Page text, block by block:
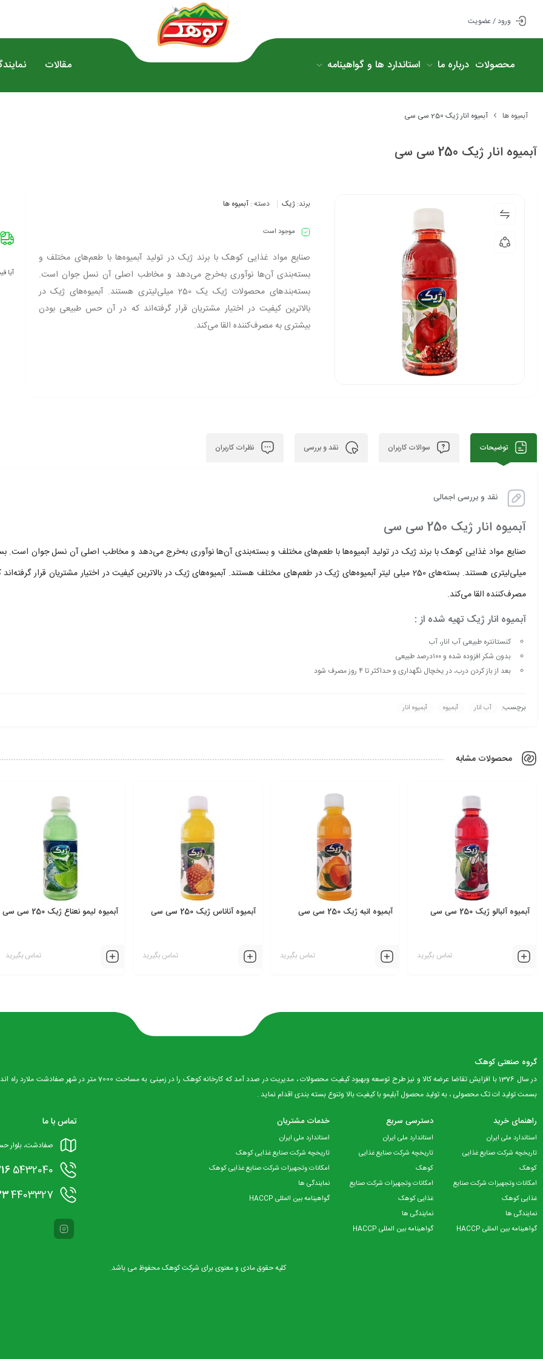
ورود / عضویت
محصولات درباره ما استاندارد ها و گواهینامه مقالات
آبمیوه ها آبمیوه انار ژیک 250 سی سی
آبمیوه انار ژیک 250 سی سی
برند: ژیک دسته : آبمیوه ها
موجود است
صنایع مواد غذایی کوهک با برند ژیک در تولید آبمیوه‌ها با طعم‌های مختلف و
بسته‌بندی آن‌ها نوآوری به‌خرج می‌دهد و مخاطب اصلی آن نسل جوان است.
بسته‌بند‌های‌ محصولات ژیک یک 250 میلی‌لیتری هستند. آبمیوه‌های ژیک در
بالاترین کیفیت در اختیار مشتریان قرار گرفته‌اند که در آن حس طبیعی بودن
بیشتری به مصرف‌کننده القا می‌کند.
آیا
توضیحات سوالات کاربران نقد و بررسی نظرات کاربران
نقد و بررسی اجمالی
آبمیوه انار ژیک 250 سی سی
میلی‌لیتری هستند. بسته‌های 250 میلی لیتر آبمیوه‌های ژیک در طعم‌های مختلف هستند. آبمیوه‌های ژیک در بالاترین کیفیت در اختیار مشتریان
مصرف‌کننده القا می‌کند.
آبمیوه انار ژیک تهیه شده از :
کنستانتره طبیعی آب انار، آب
بدون شکر افزوده شده و ۱۰۰درصد طبیعی
بعد از باز کردن درب، در یخچال نگهداری و حداکثر تا ۴ روز مصرف شود
برچسب: آب انار آبمیوه آبمیوه انار
محصولات مشابه
آبمیوه آلبالو ژیک 250 سی سی
تماس بگیرید
آبمیوه انبه ژیک 250 سی سی
تماس بگیرید
آبمیوه آناناس ژیک 250 سی سی
تماس بگیرید
آبمیوه لیمو نعناع ژیک 250 سی سی
تماس بگیرید
گروه صنعتی کوهک
در سال 1376 با افزایش تقاضا عرضه کالا و نیز طرح توسعه وبهبود کیفیت محصولات ، مدیریت
بسمت تولید ات تک محصولی ، به تولید محصول آبلیمو با کیفیت بالا وتنوع بسته بندی اقدام نماید .
راهنمای خرید
استاندارد ملی ایران
تاریخچه شرکت صنایع غذایی
کوهک
امکانات وتجهیزات شرکت صنایع
غذایی کوهک
نمایندگی ها
گواهینامه بین المللی HACCP
دسترسی سریع
استاندارد ملی ایران
تاریخچه شرکت صنایع غذایی
کوهک
امکانات وتجهیزات شرکت صنایع
غذایی کوهک
نمایندگی ها
گواهینامه بین المللی HACCP
خدمات مشتریان
استاندارد ملی ایران
تاریخچه شرکت صنایع غذایی کوهک
امکانات وتجهیزات شرکت صنایع غذایی کوهک
نمایندگی ها
گواهینامه بین المللی HACCP
تماس با ما
صفادشت، بلوار حسین
5432040
4403327
کلیه حقوق مادی و معنوی برای شرکت کوهک محفوظ می باشد.